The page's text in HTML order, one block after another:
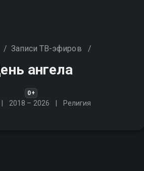
/ Записи ТВ-эфиров /
ангела
0+
2018 – 2026 Религия